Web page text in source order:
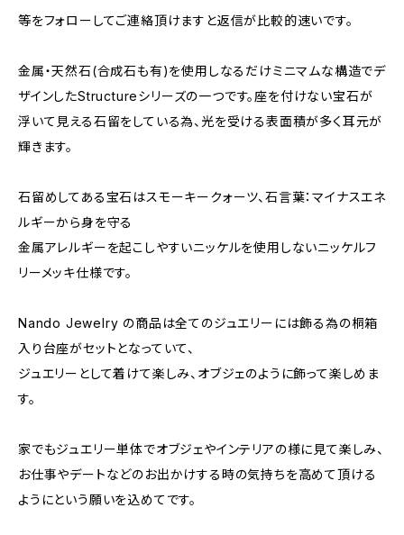
等をフォローしてご連絡頂けますと返信が比較的速いです。
金属・天然石(合成石も有)を使用しなるだけミニマムな構造でデ
ザインしたStructureシリーズの一つです。座を付けない宝石が
浮いて見える石留をしている為、光を受ける表面積が多く耳元が
輝きます。
石留めしてある宝石はスモーキークォーツ、石言葉：マイナスエネ
ルギーから身を守る
金属アレルギーを起こしやすいニッケルを使用しないニッケルフ
リーメッキ仕様です。
Nando Jewelry の商品は全てのジュエリーには飾る為の桐箱
入り台座がセットとなっていて、
ジュエリーとして着けて楽しみ、オブジェのように飾って楽しめま
す。
家でもジュエリー単体でオブジェやインテリアの様に見て楽しみ、
お仕事やデートなどのお出かけする時の気持ちを高めて頂ける
ようにという願いを込めてです。